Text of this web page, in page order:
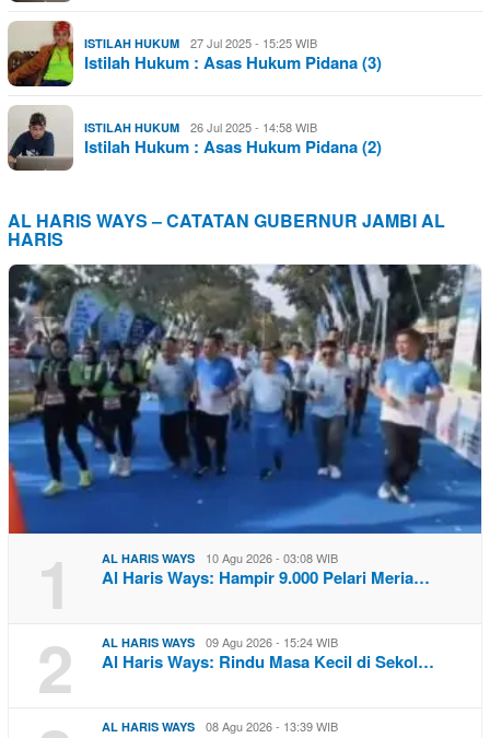
ISTILAH HUKUM 27 Jul 2025 - 15:25 WIB
Istilah Hukum : Asas Hukum Pidana (3)
ISTILAH HUKUM 26 Jul 2025 - 14:58 WIB
Istilah Hukum : Asas Hukum Pidana (2)
AL HARIS WAYS – CATATAN GUBERNUR JAMBI AL
HARIS
1 AL HARIS WAYS 10 Agu 2026 - 03:08 WIB
Al Haris Ways: Hampir 9.000 Pelari Meria…
2 AL HARIS WAYS 09 Agu 2026 - 15:24 WIB
Al Haris Ways: Rindu Masa Kecil di Sekol…
AL HARIS WAYS 08 Agu 2026 - 13:39 WIB